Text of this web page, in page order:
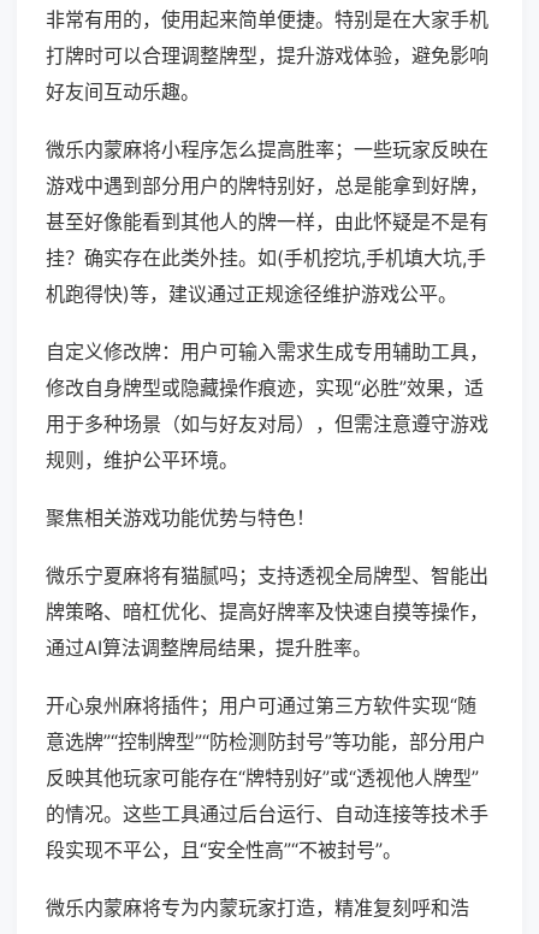
非常有用的，使用起来简单便捷。特别是在大家手机
打牌时可以合理调整牌型，提升游戏体验，避免影响
好友间互动乐趣。
微乐内蒙麻将小程序怎么提高胜率；一些玩家反映在
游戏中遇到部分用户的牌特别好，总是能拿到好牌，
甚至好像能看到其他人的牌一样，由此怀疑是不是有
挂？确实存在此类外挂。如(手机挖坑,手机填大坑,手
机跑得快)等，建议通过正规途径维护游戏公平。
自定义修改牌：用户可输入需求生成专用辅助工具，
修改自身牌型或隐藏操作痕迹，实现“必胜”效果，适
用于多种场景（如与好友对局），但需注意遵守游戏
规则，维护公平环境。
聚焦相关游戏功能优势与特色！
微乐宁夏麻将有猫腻吗；支持透视全局牌型、智能出
牌策略、暗杠优化、提高好牌率及快速自摸等操作，
通过AI算法调整牌局结果，提升胜率。
开心泉州麻将插件；用户可通过第三方软件实现“随
意选牌”“控制牌型”“防检测防封号”等功能，部分用户
反映其他玩家可能存在“牌特别好”或“透视他人牌型”
的情况。这些工具通过后台运行、自动连接等技术手
段实现不平公，且“安全性高”“不被封号”。
微乐内蒙麻将专为内蒙玩家打造，精准复刻呼和浩